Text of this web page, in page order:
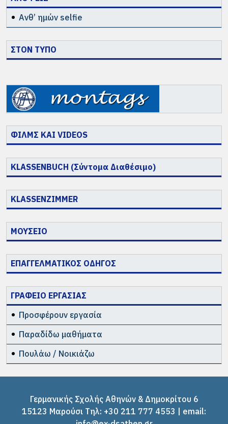
Ανθ’ ημών selfie
ΣΤΟΝ ΤΥΠΟ
ΦΙΛΜΣ ΚΑΙ VIDEOS
KLASSENBUCH (Σύντομα Διαθέσιμο)
KLASSENZIMMER
ΜΟΥΣΕΙΟ
ΕΠΑΓΓΕΛΜΑΤΙΚΟΣ ΟΔΗΓΟΣ
ΓΡΑΦΕΙΟ ΕΡΓΑΣΙΑΣ
Προσφέρουν εργασία
Παραδίδω μαθήματα
Πουλάω / Νοικιάζω
Γερμανικής Σχολής Αθηνών & Δημοκρίτου 6
15123 Μαρούσι Tηλ: +30 211 777 4553 | email: